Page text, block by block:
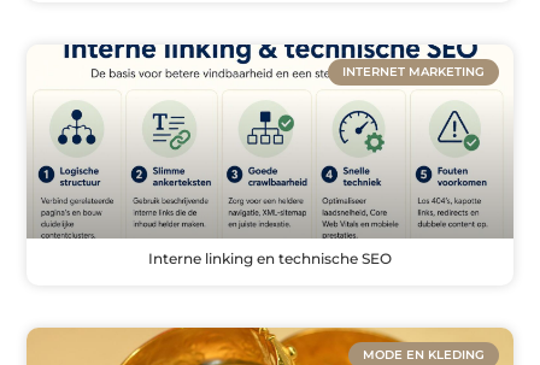
INTERNET MARKETING
Interne linking en technische SEO
MODE EN KLEDING